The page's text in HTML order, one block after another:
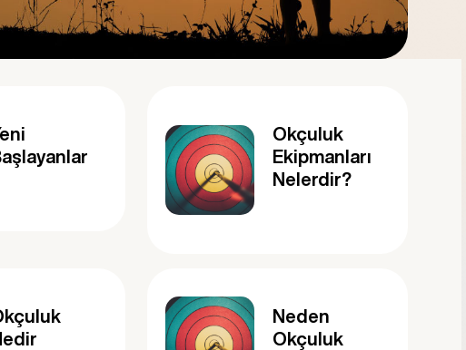
Okçuluk
Ekipmanları
Nelerdir?
Neden
Okçuluk